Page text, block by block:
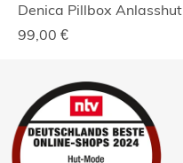
Denica Pillbox Anlasshut
99,00 €